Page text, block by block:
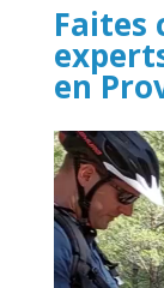
Faites
en